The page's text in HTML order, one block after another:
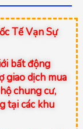
Tế Vạn Sự
bất động
giao dịch mua
chung cư,
tại các khu